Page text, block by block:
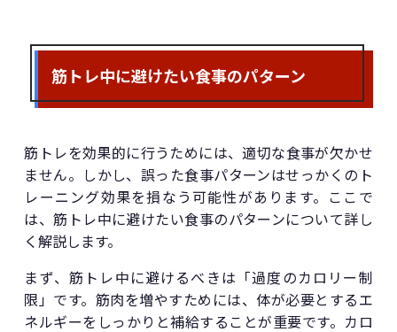
筋トレ中に避けたい食事のパターン
筋トレを効果的に行うためには、適切な食事が欠かせ
ません。しかし、誤った食事パターンはせっかくのト
レーニング効果を損なう可能性があります。ここで
は、筋トレ中に避けたい食事のパターンについて詳し
く解説します。
まず、筋トレ中に避けるべきは「過度のカロリー制
限」です。筋肉を増やすためには、体が必要とするエ
ネルギーをしっかりと補給することが重要です。カロ